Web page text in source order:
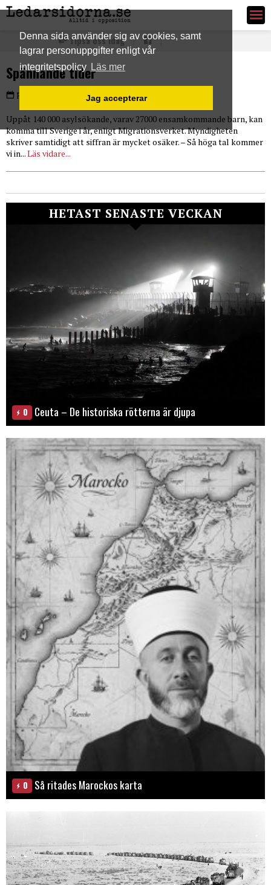
Denna sida använder sig av cookies, samt
lagrar personuppgifter enligt vår
integritetspolicy Läs mer
Jag accepterar
Ledarsidorna.se
Tipsa oss idag
Spännande tider
Fredag 5 feb 2016 PLUS
Uppåt 140 000 asylsökande, varav 27000 ensamkommande barn, kan
komma till Sverige i år, enligt Migrationsverket. Myndigheten
skriver samtidigt att siffran är mycket osäker. – Så höga tal kommer
vi in...Läs vidare...
HETAST SENASTE VECKAN
0 Ceuta – De historiska rötterna är djupa
0 Så ritades Marockos karta